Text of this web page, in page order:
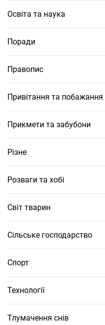
Освіта та наука
Поради
Правопис
Привітання та побажання
Прикмети та забубони
Різне
Розваги та хобі
Світ тварин
Сільське господарство
Спорт
Технології
Тлумачення снів